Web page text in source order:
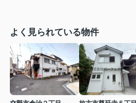
よく見られている物件